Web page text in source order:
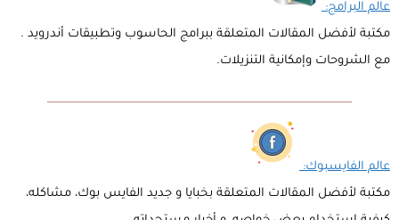
عالم البرامج:
مكتبة لأفضل المقالات المتعلقة ببرامج الحاسوب وتطبيقات أندرويد .
مع الشروحات وإمكانية التنزيلات.
عالم الفايسبوك:
مكتبة لأفضل المقالات المتعلقة بخبايا و جديد الفايس بوك، مشاكله،